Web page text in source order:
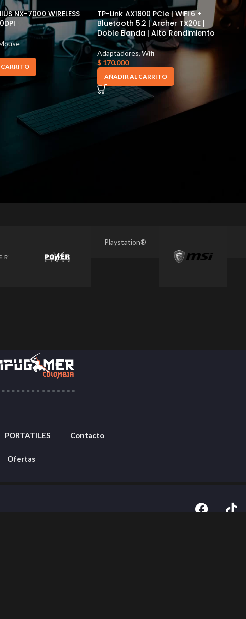
NX-7000 WIRELESS
TP-Link AX1800 PCIe | WiFi 6 +
Bluetooth 5.2 | Archer TX20E |
Doble Banda | Alto Rendimiento
Adaptadores,Wifi
$ 170.000
AÑADIR AL CARRITO
Playstation®
PORTATILES Contacto
Ofertas